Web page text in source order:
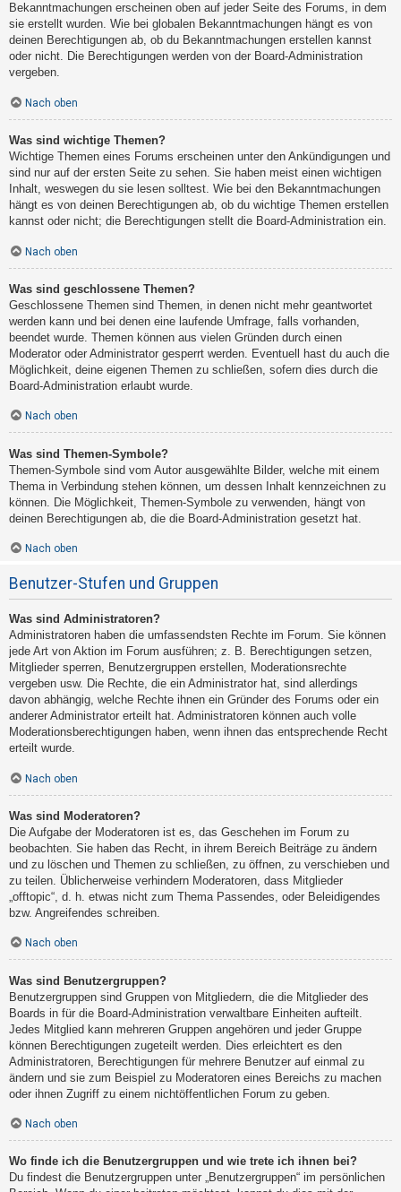
Bekanntmachungen erscheinen oben auf jeder Seite des Forums, in dem
sie erstellt wurden. Wie bei globalen Bekanntmachungen hängt es von
deinen Berechtigungen ab, ob du Bekanntmachungen erstellen kannst
oder nicht. Die Berechtigungen werden von der Board-Administration
vergeben.
Nach oben
Was sind wichtige Themen?
Wichtige Themen eines Forums erscheinen unter den Ankündigungen und
sind nur auf der ersten Seite zu sehen. Sie haben meist einen wichtigen
Inhalt, weswegen du sie lesen solltest. Wie bei den Bekanntmachungen
hängt es von deinen Berechtigungen ab, ob du wichtige Themen erstellen
kannst oder nicht; die Berechtigungen stellt die Board-Administration ein.
Nach oben
Was sind geschlossene Themen?
Geschlossene Themen sind Themen, in denen nicht mehr geantwortet
werden kann und bei denen eine laufende Umfrage, falls vorhanden,
beendet wurde. Themen können aus vielen Gründen durch einen
Moderator oder Administrator gesperrt werden. Eventuell hast du auch die
Möglichkeit, deine eigenen Themen zu schließen, sofern dies durch die
Board-Administration erlaubt wurde.
Nach oben
Was sind Themen-Symbole?
Themen-Symbole sind vom Autor ausgewählte Bilder, welche mit einem
Thema in Verbindung stehen können, um dessen Inhalt kennzeichnen zu
können. Die Möglichkeit, Themen-Symbole zu verwenden, hängt von
deinen Berechtigungen ab, die die Board-Administration gesetzt hat.
Nach oben
Benutzer-Stufen und Gruppen
Was sind Administratoren?
Administratoren haben die umfassendsten Rechte im Forum. Sie können
jede Art von Aktion im Forum ausführen; z. B. Berechtigungen setzen,
Mitglieder sperren, Benutzergruppen erstellen, Moderationsrechte
vergeben usw. Die Rechte, die ein Administrator hat, sind allerdings
davon abhängig, welche Rechte ihnen ein Gründer des Forums oder ein
anderer Administrator erteilt hat. Administratoren können auch volle
Moderationsberechtigungen haben, wenn ihnen das entsprechende Recht
erteilt wurde.
Nach oben
Was sind Moderatoren?
Die Aufgabe der Moderatoren ist es, das Geschehen im Forum zu
beobachten. Sie haben das Recht, in ihrem Bereich Beiträge zu ändern
und zu löschen und Themen zu schließen, zu öffnen, zu verschieben und
zu teilen. Üblicherweise verhindern Moderatoren, dass Mitglieder
„offtopic“, d. h. etwas nicht zum Thema Passendes, oder Beleidigendes
bzw. Angreifendes schreiben.
Nach oben
Was sind Benutzergruppen?
Benutzergruppen sind Gruppen von Mitgliedern, die die Mitglieder des
Boards in für die Board-Administration verwaltbare Einheiten aufteilt.
Jedes Mitglied kann mehreren Gruppen angehören und jeder Gruppe
können Berechtigungen zugeteilt werden. Dies erleichtert es den
Administratoren, Berechtigungen für mehrere Benutzer auf einmal zu
ändern und sie zum Beispiel zu Moderatoren eines Bereichs zu machen
oder ihnen Zugriff zu einem nichtöffentlichen Forum zu geben.
Nach oben
Wo finde ich die Benutzergruppen und wie trete ich ihnen bei?
Du findest die Benutzergruppen unter „Benutzergruppen“ im persönlichen